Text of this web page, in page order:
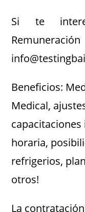
Si te
Beneficios:
Medical,
horaria,
refrigerios,
otros!
La